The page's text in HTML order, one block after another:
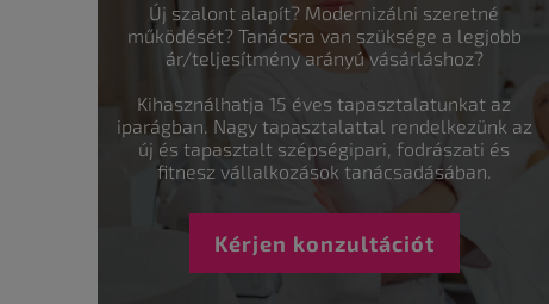
Új szalont alapít? Modernizálni szeretné
működését? Tanácsra van szüksége a legjobb
ár/teljesítmény arányú vásárláshoz?
Kihasználhatja 15 éves tapasztalatunkat az
iparágban. Nagy tapasztalattal rendelkezünk az
új és tapasztalt szépségipari, fodrászati és
fitnesz vállalkozások tanácsadásában.
Kérjen konzultációt